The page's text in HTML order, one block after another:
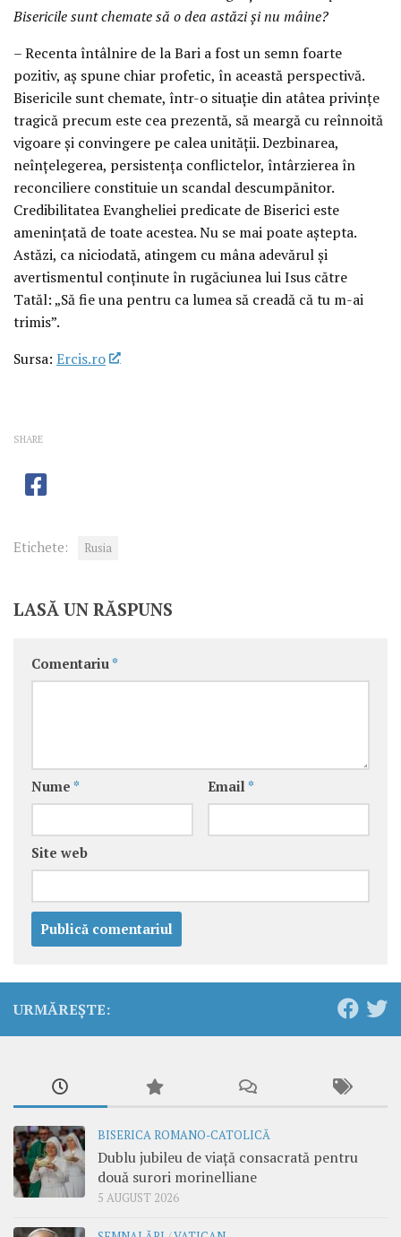
Bisericile sunt chemate să o dea astăzi și nu mâine?
– Recenta întâlnire de la Bari a fost un semn foarte
pozitiv, aș spune chiar profetic, în această perspectivă.
Bisericile sunt chemate, într-o situație din atâtea privințe
tragică precum este cea prezentă, să meargă cu reînnoită
vigoare și convingere pe calea unității. Dezbinarea,
neînțelegerea, persistența conflictelor, întârzierea în
reconciliere constituie un scandal descumpănitor.
Credibilitatea Evangheliei predicate de Biserici este
amenințată de toate acestea. Nu se mai poate aștepta.
Astăzi, ca niciodată, atingem cu mâna adevărul și
avertismentul conținute în rugăciunea lui Isus către
Tatăl: „Să fie una pentru ca lumea să creadă că tu m-ai
trimis”.
Sursa: Ercis.ro
SHARE
Etichete: Rusia
LASĂ UN RĂSPUNS
Comentariu *
Nume * Email *
Site web
URMĂREȘTE:
BISERICA ROMANO-CATOLICĂ
Dublu jubileu de viață consacrată pentru
două surori morinelliane
5 AUGUST 2026